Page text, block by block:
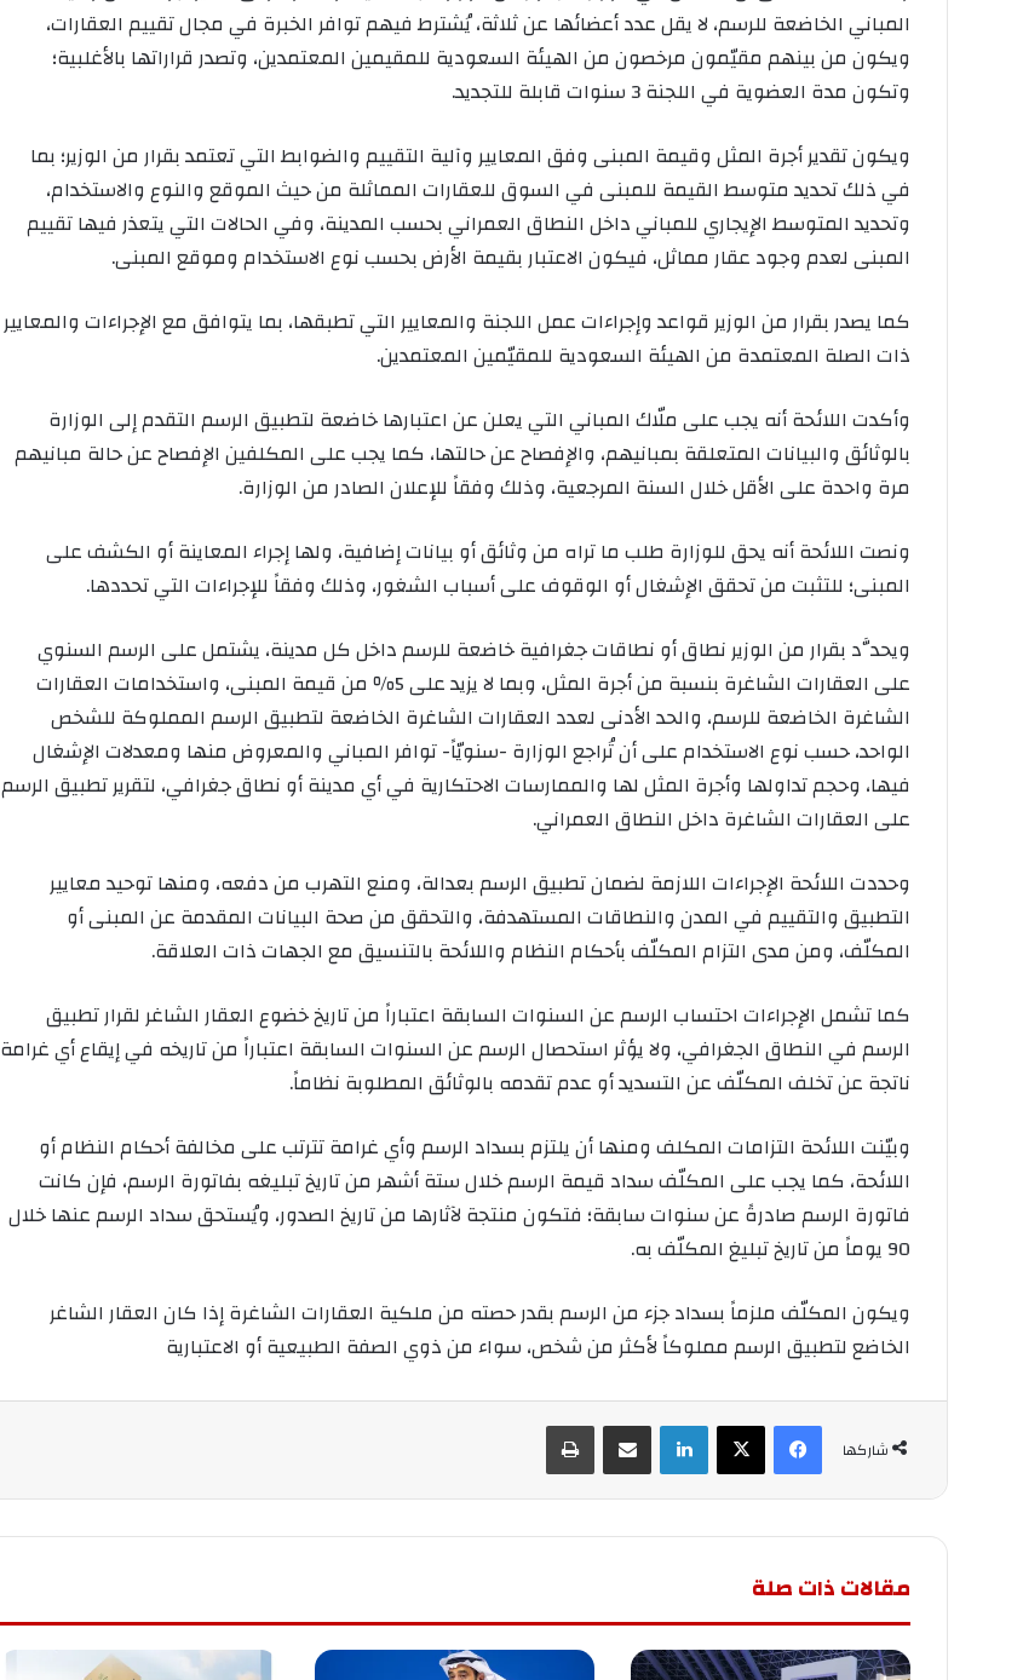
المباني الخاضعة للرسم، لا يقل عدد أعضائها عن ثلاثة، يُشترط فيهم توافر الخبرة في مجال تقييم العقارات،
ويكون من بينهم مقيّمون مرخصون من الهيئة السعودية للمقيمين المعتمدين، وتصدر قراراتها بالأغلبية؛
وتكون مدة العضوية في اللجنة 3 سنوات قابلة للتجديد.
ويكون تقدير أجرة المثل وقيمة المبنى وفق المعايير وآلية التقييم والضوابط التي تعتمد بقرار من الوزير؛ بما
في ذلك تحديد متوسط القيمة للمبنى في السوق للعقارات المماثلة من حيث الموقع والنوع والاستخدام،
وتحديد المتوسط الإيجاري للمباني داخل النطاق العمراني بحسب المدينة، وفي الحالات التي يتعذر فيها تقييم
المبنى لعدم وجود عقار مماثل، فيكون الاعتبار بقيمة الأرض بحسب نوع الاستخدام وموقع المبنى.
كما يصدر بقرار من الوزير قواعد وإجراءات عمل اللجنة والمعايير التي تطبقها، بما يتوافق مع الإجراءات والمعايير
ذات الصلة المعتمدة من الهيئة السعودية للمقيّمين المعتمدين.
وأكدت اللائحة أنه يجب على ملّاك المباني التي يعلن عن اعتبارها خاضعة لتطبيق الرسم التقدم إلى الوزارة
بالوثائق والبيانات المتعلقة بمبانيهم، والإفصاح عن حالتها، كما يجب على المكلفين الإفصاح عن حالة مبانيهم
مرة واحدة على الأقل خلال السنة المرجعية، وذلك وفقاً للإعلان الصادر من الوزارة.
ونصت اللائحة أنه يحق للوزارة طلب ما تراه من وثائق أو بيانات إضافية، ولها إجراء المعاينة أو الكشف على
المبنى؛ للتثبت من تحقق الإشغال أو الوقوف على أسباب الشغور، وذلك وفقاً للإجراءات التي تحددها.
ويحدَّد بقرار من الوزير نطاق أو نطاقات جغرافية خاضعة للرسم داخل كل مدينة، يشتمل على الرسم السنوي
على العقارات الشاغرة بنسبة من أجرة المثل، وبما لا يزيد على 5٪ من قيمة المبنى، واستخدامات العقارات
الشاغرة الخاضعة للرسم، والحد الأدنى لعدد العقارات الشاغرة الخاضعة لتطبيق الرسم المملوكة للشخص
الواحد، حسب نوع الاستخدام على أن تُراجع الوزارة -سنويّاً- توافر المباني والمعروض منها ومعدلات الإشغال
فيها، وحجم تداولها وأجرة المثل لها والممارسات الاحتكارية في أي مدينة أو نطاق جغرافي، لتقرير تطبيق الرسم
على العقارات الشاغرة داخل النطاق العمراني.
وحددت اللائحة الإجراءات اللازمة لضمان تطبيق الرسم بعدالة، ومنع التهرب من دفعه، ومنها توحيد معايير
التطبيق والتقييم في المدن والنطاقات المستهدفة، والتحقق من صحة البيانات المقدمة عن المبنى أو
المكلّف، ومن مدى التزام المكلّف بأحكام النظام واللائحة بالتنسيق مع الجهات ذات العلاقة.
كما تشمل الإجراءات احتساب الرسم عن السنوات السابقة اعتباراً من تاريخ خضوع العقار الشاغر لقرار تطبيق
الرسم في النطاق الجغرافي، ولا يؤثر استحصال الرسم عن السنوات السابقة اعتباراً من تاريخه في إيقاع أي غرامة
ناتجة عن تخلف المكلّف عن التسديد أو عدم تقدمه بالوثائق المطلوبة نظاماً.
وبيّنت اللائحة التزامات المكلف ومنها أن يلتزم بسداد الرسم وأي غرامة تترتب على مخالفة أحكام النظام أو
اللائحة، كما يجب على المكلّف سداد قيمة الرسم خلال ستة أشهر من تاريخ تبليغه بفاتورة الرسم، فإن كانت
فاتورة الرسم صادرةً عن سنوات سابقة؛ فتكون منتجة لآثارها من تاريخ الصدور، ويُستحق سداد الرسم عنها خلال
90 يوماً من تاريخ تبليغ المكلّف به.
ويكون المكلّف ملزماً بسداد جزء من الرسم بقدر حصته من ملكية العقارات الشاغرة إذا كان العقار الشاغر
الخاضع لتطبيق الرسم مملوكاً لأكثر من شخص، سواء من ذوي الصفة الطبيعية أو الاعتبارية
شاركها
فيسبوك لينكدإن
مقالات ذات صلة